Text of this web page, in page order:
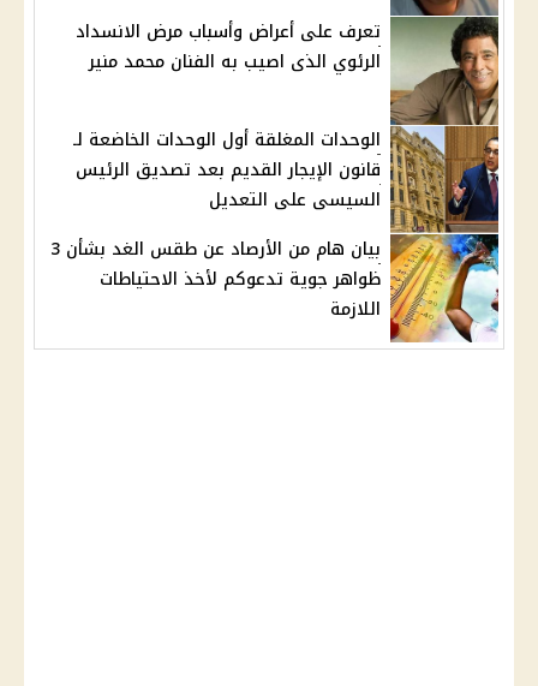
تعرف على أعراض وأسباب مرض الانسداد
الرئوي الذى اصيب به الفنان محمد منير
الوحدات المغلقة أول الوحدات الخاضعة لـ
قانون الإيجار القديم بعد تصديق الرئيس
السيسى على التعديل
بيان هام من الأرصاد عن طقس الغد بشأن 3
ظواهر جوية تدعوكم لأخذ الاحتياطات
اللازمة